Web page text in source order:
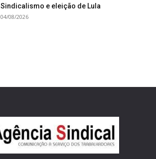
Sindicalismo e eleição de Lula
04/08/2026